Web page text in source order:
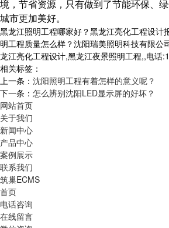
境，节省资源，只有做到了节能环保、
城市更加美好。
黑龙江照明工程哪家好？黑龙江亮化工程设计
明工程质量怎么样？沈阳瑞美照明科技有限公
龙江亮化工程设计,黑龙江夜景照明工程,,电话
相关标签：
上一条： 沈阳照明工程有着怎样的意义呢？
下一条： 怎么辨别沈阳LED显示屏的好坏？
网站首页
关于我们
新闻中心
产品中心
案例展示
联系我们
筑巢ECMS
首页
电话咨询
在线留言